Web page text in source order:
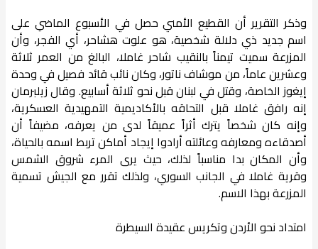
وذكر التقرير أن القطيع الأمني حصل في الأسبوع الماضي على
اسم جديد ذي دلالة شخصية، هو علوت هشاحر، أي الفجر، وأن
المزرعة سميت تيمناً بالنقيب شاحر غاملا، البالغ من العمر ثلاثة
وعشرين عاماً، من موشاف ناتور، وكان نائب قائد فصيل في وحدة
إيغوز الخاصة، وقتل في لبنان قبل نحو ثلاثة أسابيع. وقال زيلبرمان
إنه رافق غاملا قبل التحاقه بالأكاديمية التمهيدية العسكرية،
وإنه كان شخصاً يترك أثراً عميقاً لدى من يعرفه، مضيفاً أن
أصدقاءه ومعارفه وعائلته أرادوا إيجاد أماكن تربط اسمه بالحياة،
وأن المكان بدا مناسباً لذلك، حيث يرى المرء شروق الشمس
وقرية غاملا في الجانب السوري، ولذلك تقرر مع الجيش تسمية
المزرعة بهذا الاسم.
امتداد نحو الأردن وتكريس عقيدة السيطرة